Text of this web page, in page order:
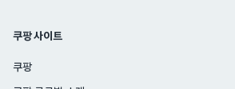
쿠팡 사이트
쿠팡